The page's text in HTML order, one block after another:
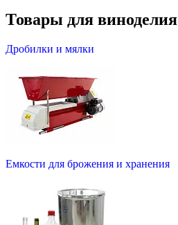
Товары для виноделия
Дробилки и мялки
Емкости для брожения и хранения